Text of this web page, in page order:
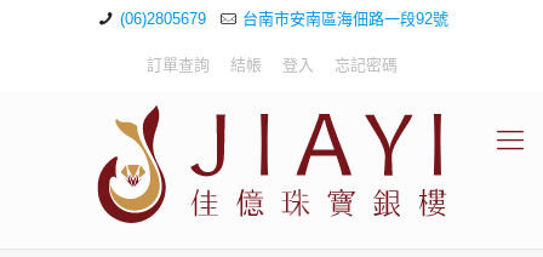
(06)2805679 台南市安南區海佃路一段92號
訂單查詢 結帳 登入 忘記密碼